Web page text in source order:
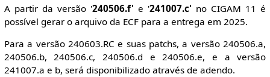
A partir da versão '240506.f' e '241007.c' no CIGAM 11 é
possível gerar o arquivo da ECF para a entrega em 2025.
Para a versão 240603.RC e suas patchs, a versão 240506.a,
240506.b, 240506.c, 240506.d e 240506.e, e a versão
241007.a e b, será disponibilizado através de adendo.